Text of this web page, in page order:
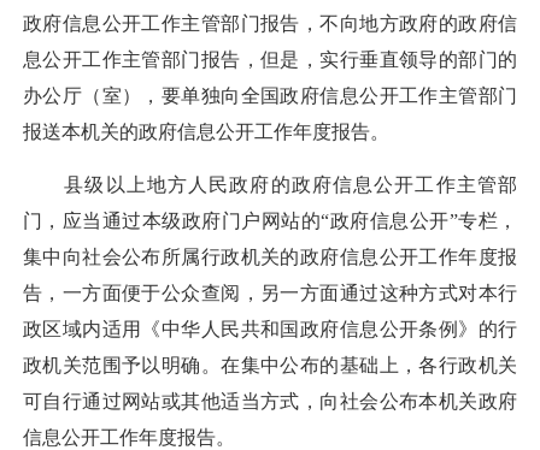
政府信息公开工作主管部门报告，不向地方政府的政府信
息公开工作主管部门报告，但是，实行垂直领导的部门的
办公厅（室），要单独向全国政府信息公开工作主管部门
报送本机关的政府信息公开工作年度报告。
县级以上地方人民政府的政府信息公开工作主管部
门，应当通过本级政府门户网站的“政府信息公开”专栏，
集中向社会公布所属行政机关的政府信息公开工作年度报
告，一方面便于公众查阅，另一方面通过这种方式对本行
政区域内适用《中华人民共和国政府信息公开条例》的行
政机关范围予以明确。在集中公布的基础上，各行政机关
可自行通过网站或其他适当方式，向社会公布本机关政府
信息公开工作年度报告。